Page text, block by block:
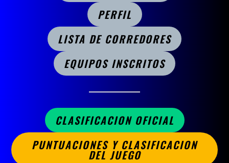
PERFIL
LISTA DE CORREDORES
EQUIPOS INSCRITOS
CLASIFICACION OFICIAL
PUNTUACIONES Y CLASIFICACION
DEL JUEGO